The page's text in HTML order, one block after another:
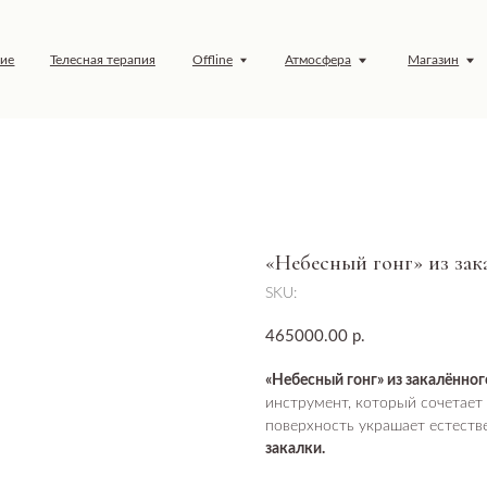
Обучение
терапия Атмосфера Магазин
«Небесный гонг» из
SKU:
465000.00 р.
«Небесный гонг» из
инструмент, который сочетает
поверхность украшает
закалки.